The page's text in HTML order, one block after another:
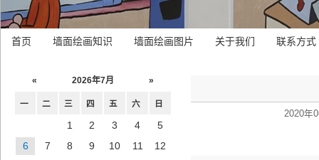
首页 墙面绘画知识 墙面绘画图片 关于我们 联系方式
« 2026年7月 »
一 二 三 四 五 六 日
1 2 3 4
5
6
7 8 9 10 11
12
2020年